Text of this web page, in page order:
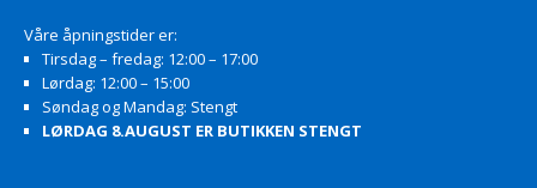
Våre åpningstider er:
Tirsdag – fredag: 12:00 – 17:00
Lørdag: 12:00 – 15:00
Søndag og Mandag: Stengt
LØRDAG 8.AUGUST ER BUTIKKEN STENGT